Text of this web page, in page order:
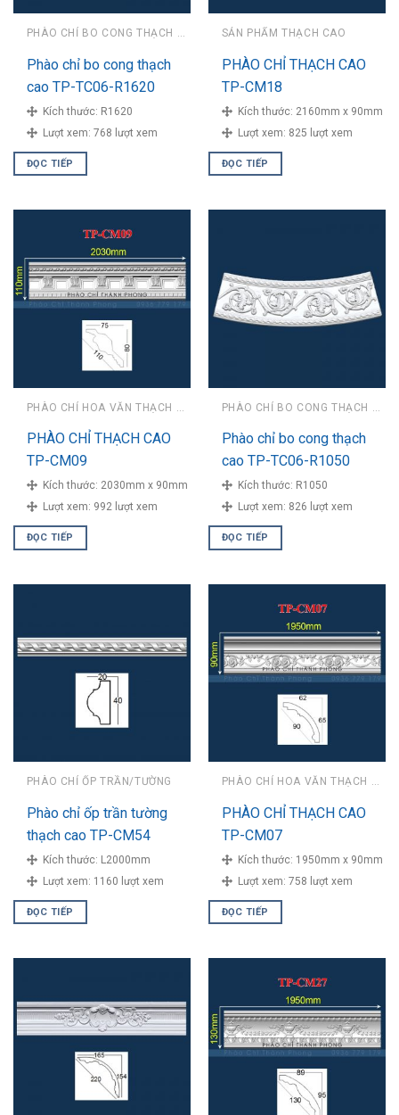
PHÀO CHỈ BO CONG THẠCH CAO
Phào chỉ bo cong thạch
cao TP-TC06-R1620
Kích thước: R1620
Lượt xem: 768 lượt xem
ĐỌC TIẾP
SẢN PHẨM THẠCH CAO
PHÀO CHỈ THẠCH CAO
TP-CM18
Kích thước: 2160mm x 90mm
Lượt xem: 825 lượt xem
ĐỌC TIẾP
PHÀO CHỈ THẠCH CAO
TP-CM09
Kích thước: 2030mm x 90mm
Lượt xem: 992 lượt xem
ĐỌC TIẾP
Phào chỉ bo cong thạch
cao TP-TC06-R1050
Kích thước: R1050
Lượt xem: 826 lượt xem
ĐỌC TIẾP
PHÀO CHỈ ỐP TRẦN/TƯỜNG
Phào chỉ ốp trần tường
thạch cao TP-CM54
Kích thước: L2000mm
Lượt xem: 1160 lượt xem
ĐỌC TIẾP
PHÀO CHỈ HOA VĂN THẠCH CAO
PHÀO CHỈ THẠCH CAO
TP-CM07
Kích thước: 1950mm x 90mm
Lượt xem: 758 lượt xem
ĐỌC TIẾP